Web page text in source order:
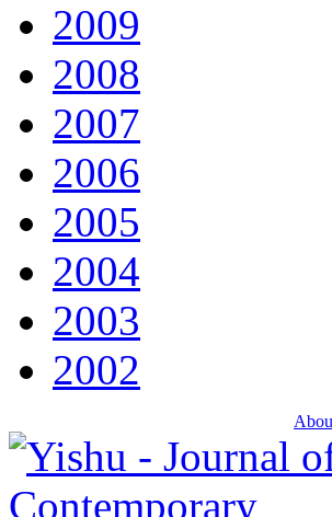
2009
2008
2007
2006
2005
2004
2003
2002